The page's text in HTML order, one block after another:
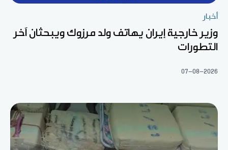
أخبار
وزير خارجية إيران يهاتف ولد مرزوك ويبحثان آخر
التطورات
07-08-2026